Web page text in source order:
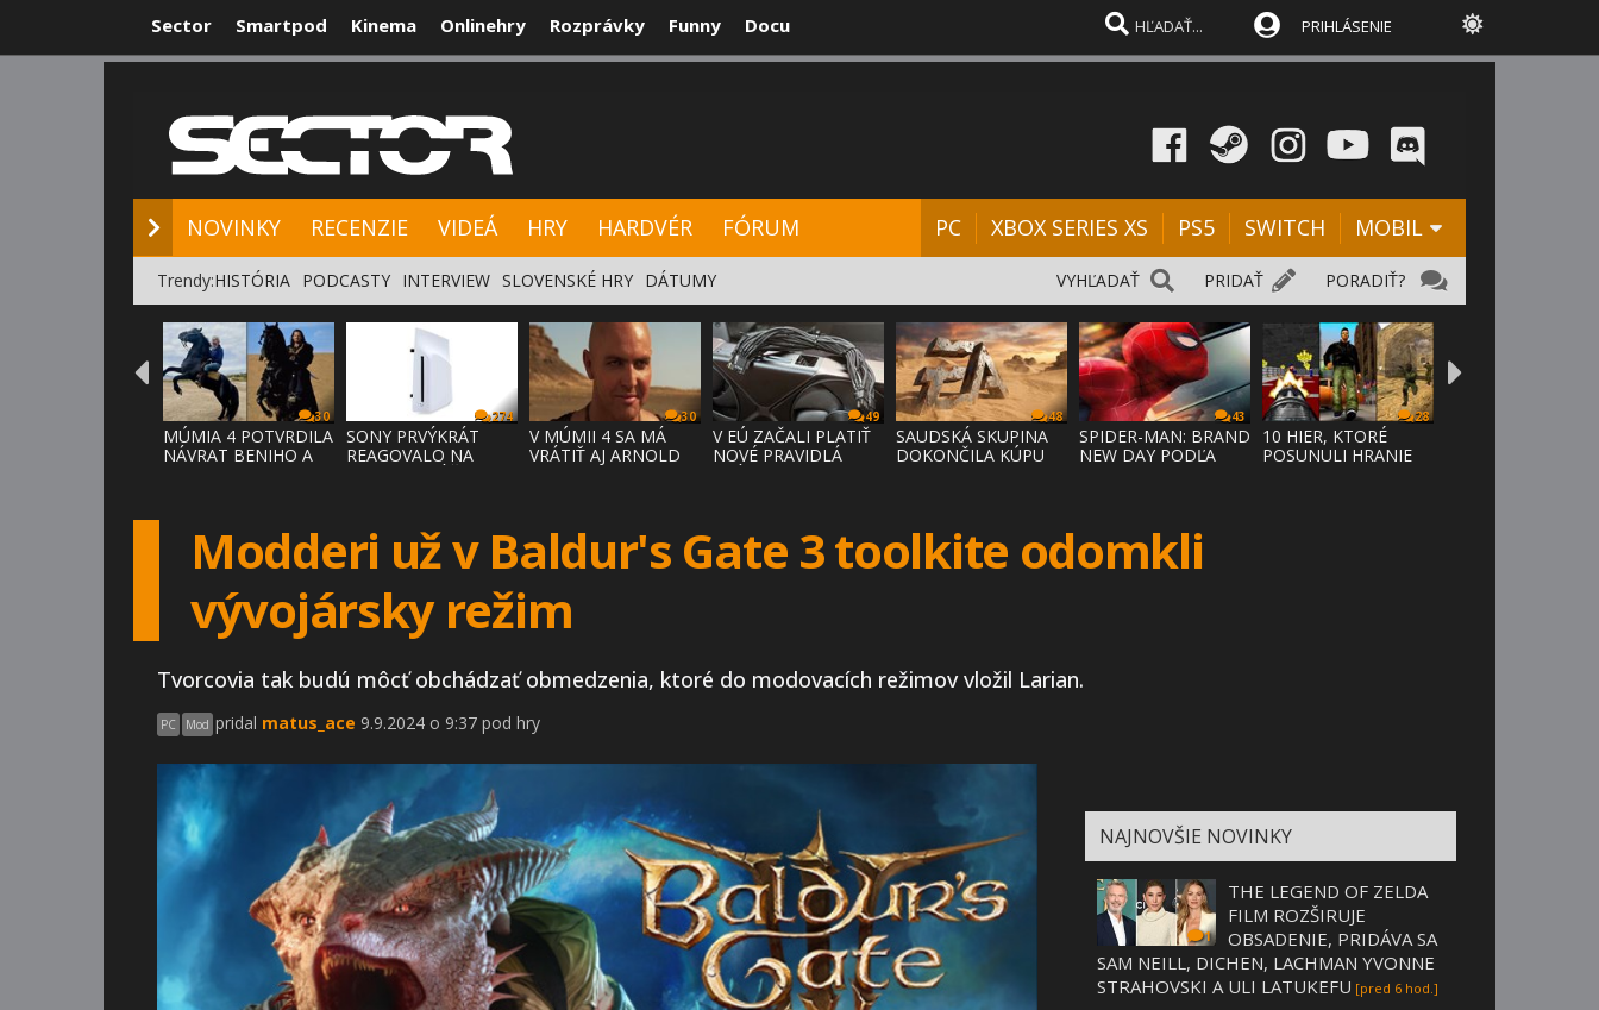
Sector Smartpod Kinema Onlinehry Rozprávky Funny Docu PRIHLÁSENIE
NOVINKY RECENZIE VIDEÁ HRY HARDVÉR FÓRUM PC XBOX SERIES XS PS5 SWITCH MOBIL
PORADIŤ?
PRIDAŤ
VYHĽADAŤ
Trendy:HISTÓRIA PODCASTY INTERVIEW SLOVENSKÉ HRY DÁTUMY
30
MÚMIA 4 POTVRDILA
NÁVRAT BENIHO A
274
SONY PRVÝKRÁT
REAGOVALO NA
30
V MÚMII 4 SA MÁ
VRÁTIŤ AJ ARNOLD
49
V EÚ ZAČALI PLATIŤ
NOVÉ PRAVIDLÁ
48
SAUDSKÁ SKUPINA
DOKONČILA KÚPU
43
SPIDER-MAN: BRAND
NEW DAY PODĽA
28
10 HIER, KTORÉ
POSUNULI HRANIE
Modderi už v Baldur's Gate 3 toolkite odomkli
vývojársky režim
Tvorcovia tak budú môcť obchádzať obmedzenia, ktoré do modovacích režimov vložil Larian.
PC Mod pridal matus_ace 9.9.2024 o 9:37 pod hry
NAJNOVŠIE NOVINKY
1
THE LEGEND OF ZELDA
FILM ROZŠIRUJE
OBSADENIE, PRIDÁVA SA
SAM NEILL, DICHEN, LACHMAN YVONNE
STRAHOVSKI A ULI LATUKEFU [pred 6 hod.]